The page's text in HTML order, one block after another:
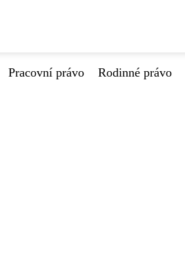
Pracovní právo Rodinné právo